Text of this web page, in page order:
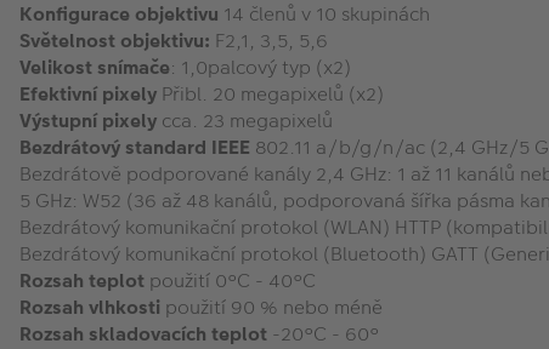
Konfigurace objektivu 14 členů v 10 skupinách
Světelnost objektivu: F2,1, 3,5, 5,6
Velikost snímače: 1,0palcový typ (x2)
Efektivní pixely Přibl. 20 megapixelů (x2)
Výstupní pixely cca. 23 megapixelů
Bezdrátový standard IEEE 802.11 a/b/g/n/ac (2,4 GHz/5
Bezdrátově podporované kanály 2,4 GHz: 1 až 11 kanálů
5 GHz: W52 (36 až 48 kanálů, podporovaná šířka pásma
Bezdrátový komunikační protokol (WLAN) HTTP
Bezdrátový komunikační protokol (Bluetooth) GATT
Rozsah teplot použití 0°C - 40°C
Rozsah vlhkosti použití 90 % nebo méně
Rozsah skladovacích teplot -20°C - 60°